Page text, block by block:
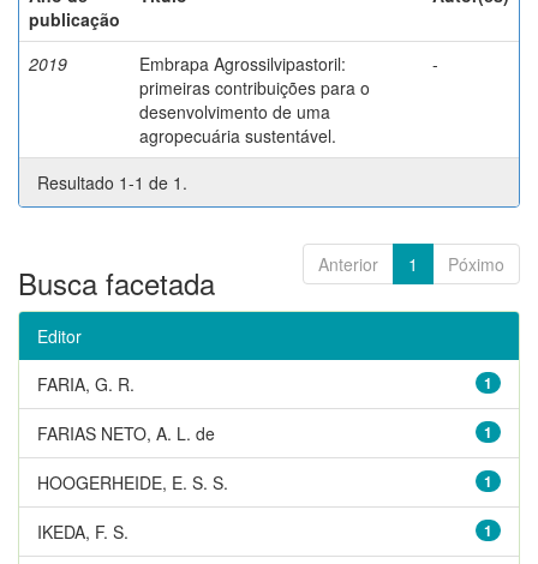
publicação
2019
Embrapa Agrossilvipastoril:
primeiras contribuições para o
desenvolvimento de uma
agropecuária sustentável.
-
Resultado 1-1 de 1.
Anterior 1 Póximo
Busca facetada
Editor
1
FARIA, G. R.
1
FARIAS NETO, A. L. de
1
HOOGERHEIDE, E. S. S.
1
IKEDA, F. S.